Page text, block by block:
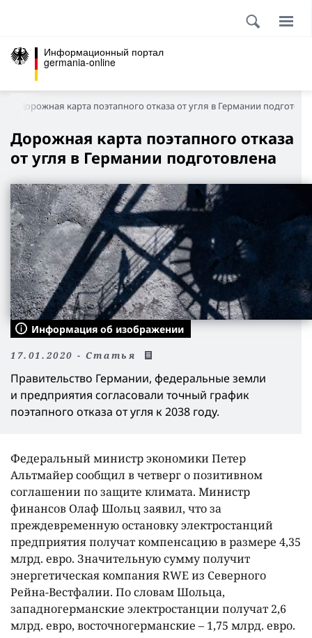
Информационный портал
germania-online
Дорожная карта поэтапного отказа от угля в Германии
Дорожная карта поэтапного отказа
от угля в Германии подготовлена
Информация об изображении
17.01.2020 - Статья
Правительство Германии, федеральные земли
и предприятия согласовали точный график
поэтапного отказа от угля к 2038 году.
Федеральный министр экономики Петер
Альтмайер сообщил в четверг о позитивном
соглашении по защите климата. Министр
финансов Олаф Шольц заявил, что за
преждевременную остановку электростанций
предприятия получат компенсацию в размере 4,35
млрд. евро. Значительную сумму получит
энергетическая компания RWE из Северного
Рейна-Вестфалии. По словам Шольца,
западногерманские электростанции получат 2,6
млрд. евро, восточногерманские – 1,75 млрд. евро.